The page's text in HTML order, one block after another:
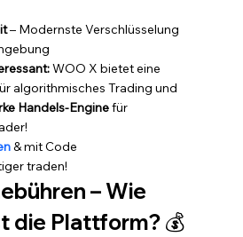
– Modernste Verschlüsselung
WOO X bietet eine
algorithmisches Trading und
Handels-Engine für
& mit Code
traden!
– Wie
die Plattform? 💰